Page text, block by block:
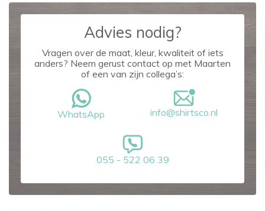
Advies nodig?
Vragen over de maat, kleur, kwaliteit of iets
anders? Neem gerust contact op met Maarten
of een van zijn collega’s:
WhatsApp info@shirtsco.nl
055 - 522 06 39